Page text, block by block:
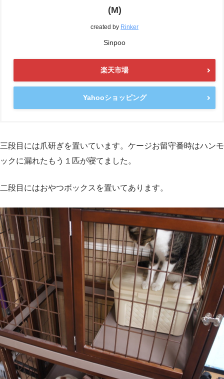
(M)
created by Rinker
Sinpoo
楽天市場
Yahooショッピング
三段目には爪研ぎを置いています。ケージお留守番時はハンモ
ックに漏れたもう１匹が寝てました。
二段目にはおやつボックスを置いてあります。